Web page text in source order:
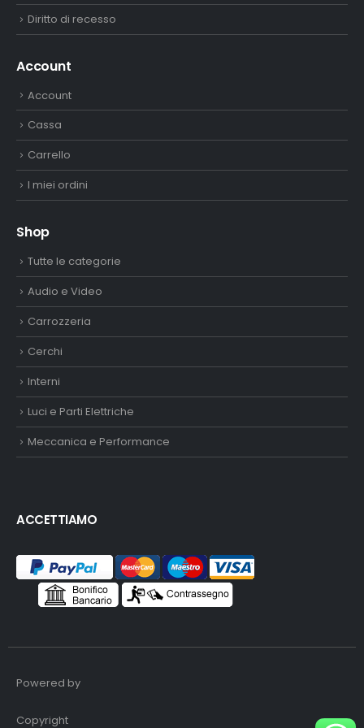
Diritto di recesso
Account
Account
Cassa
Carrello
I miei ordini
Shop
Tutte le categorie
Audio e Video
Carrozzeria
Cerchi
Interni
Luci e Parti Elettriche
Meccanica e Performance
ACCETTIAMO
Powered by
Copyright